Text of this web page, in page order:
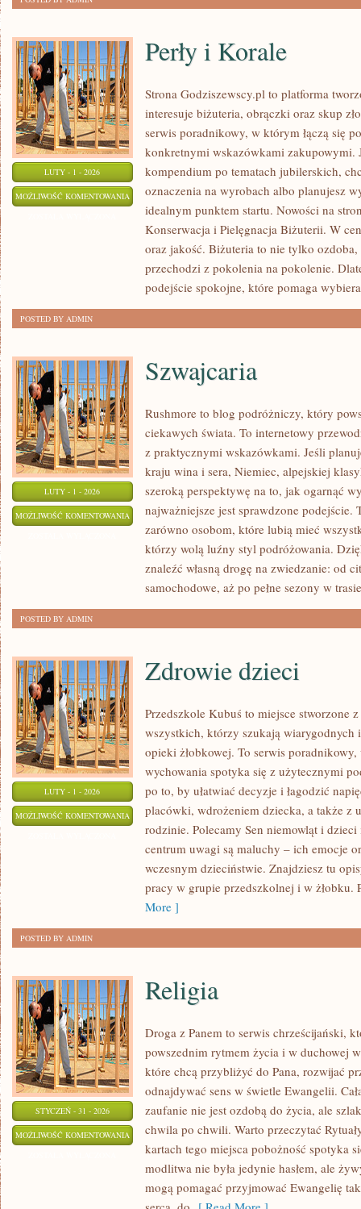
LUTY - 1 - 2026
MOŻLIWOŚĆ KOMENTOWANIA PERŁY
KORALE
Perły i Korale
Strona Godziszewscy.pl to platforma
interesuje biżuteria, obrączki oraz skup
serwis poradnikowy, w którym łączą się
konkretnymi wskazówkami zakupowymi.
kompendium po tematach jubilerskich,
oznaczenia na wyrobach albo planujesz
idealnym punktem startu. Nowości na
Konserwacja i Pielęgnacja Biżuterii. W
oraz jakość. Biżuteria to nie tylko
przechodzi z pokolenia na pokolenie.
podejście spokojne, które pomaga
POSTED BY ADMIN
LUTY - 1 - 2026
MOŻLIWOŚĆ KOMENTOWANIA SZWAJCARIA
Szwajcaria
Rushmore to blog podróżniczy, który
ciekawych świata. To internetowy
z praktycznymi wskazówkami. Jeśli
kraju wina i sera, Niemiec, alpejskiej
szeroką perspektywę na to, jak ogarnąć
najważniejsze jest sprawdzone podejście.
zarówno osobom, które lubią mieć
którzy wolą luźny styl podróżowania.
znaleźć własną drogę na zwiedzanie: od
samochodowe, aż po pełne sezony w
POSTED BY ADMIN
LUTY - 1 - 2026
MOŻLIWOŚĆ KOMENTOWANIA ZDROWIE
DZIECI
Zdrowie dzieci
Przedszkole Kubuś to miejsce stworzone
wszystkich, którzy szukają wiarygodnych
opieki żłobkowej. To serwis
wychowania spotyka się z użytecznymi
po to, by ułatwiać decyzje i łagodzić
placówki, wdrożeniem dziecka, a także z
rodzinie. Polecamy Sen niemowląt i
centrum uwagi są maluchy – ich emocje
wczesnym dzieciństwie. Znajdziesz tu
pracy w grupie przedszkolnej i w żłobku.
More ]
POSTED BY ADMIN
STYCZEŃ - 31 - 2026
MOŻLIWOŚĆ KOMENTOWANIA RELIGIA
Religia
Droga z Panem to serwis chrześcijański,
powszednim rytmem życia i w duchowej
które chcą przybliżyć do Pana, rozwijać
odnajdywać sens w świetle Ewangelii.
zaufanie nie jest ozdobą do życia, ale
chwila po chwili. Warto przeczytać
kartach tego miejsca pobożność spotyka
modlitwa nie była jedynie hasłem, ale
mogą pomagać przyjmować Ewangelię